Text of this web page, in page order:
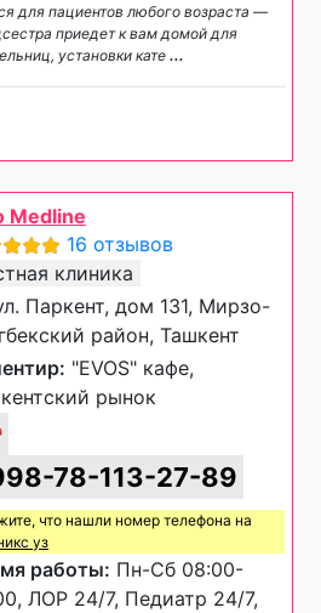
для пациентов любого возраста —
приедет к вам домой для
установки кате ...
Medline
16 отзывов
клиника
Паркент, дом 131, Мирзо-
район, Ташкент
"EVOS" кафе,
рынок
78-113-27-89
что нашли номер телефона на
уз
работы: Пн-Сб 08:00-
ЛОР 24/7, Педиатр 24/7,